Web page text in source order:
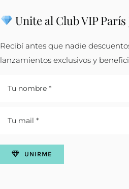
Unite al Club VIP París
Recibí antes que nadie
lanzamientos exclusivos y
UNIRME